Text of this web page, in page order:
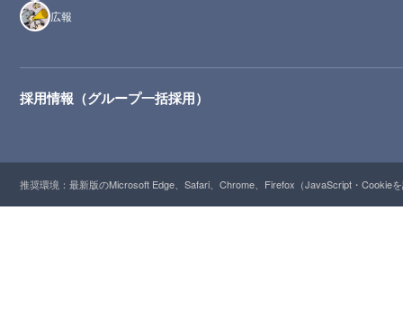
広報
採用情報（グループ一括採用）
推奨環境：最新版のMicrosoft Edge、Safari、Chrome、Firefox（JavaScript・Cookie